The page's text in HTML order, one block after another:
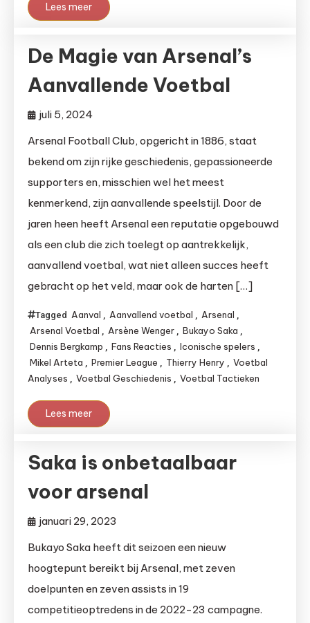
Lees meer
De Magie van Arsenal’s
Aanvallende Voetbal
juli 5, 2024
Arsenal Football Club, opgericht in 1886, staat
bekend om zijn rijke geschiedenis, gepassioneerde
supporters en, misschien wel het meest
kenmerkend, zijn aanvallende speelstijl. Door de
jaren heen heeft Arsenal een reputatie opgebouwd
als een club die zich toelegt op aantrekkelijk,
aanvallend voetbal, wat niet alleen succes heeft
gebracht op het veld, maar ook de harten […]
Tagged Aanval , Aanvallend voetbal , Arsenal ,
Arsenal Voetbal , Arsène Wenger , Bukayo Saka ,
Dennis Bergkamp , Fans Reacties , Iconische spelers ,
Mikel Arteta , Premier League , Thierry Henry , Voetbal
Analyses , Voetbal Geschiedenis , Voetbal Tactieken
Lees meer
Saka is onbetaalbaar
voor arsenal
januari 29, 2023
Bukayo Saka heeft dit seizoen een nieuw
hoogtepunt bereikt bij Arsenal, met zeven
doelpunten en zeven assists in 19
competitieoptredens in de 2022-23 campagne.